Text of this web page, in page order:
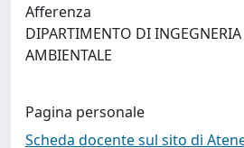
Afferenza
DIPARTIMENTO DI INGEGNERIA
AMBIENTALE
Pagina personale
Scheda docente sul sito di